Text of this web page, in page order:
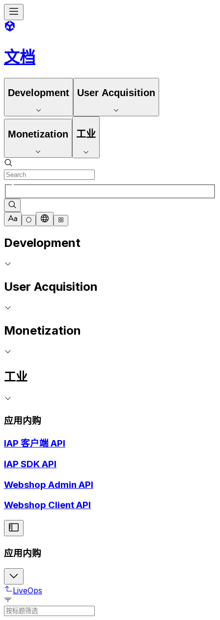
文档
Development User Acquisition
Monetization 工业
Development
User Acquisition
Monetization
工业
应用内购
IAP 客户端 API
IAP SDK API
Webshop Admin API
Webshop Client API
应用内购
LiveOps